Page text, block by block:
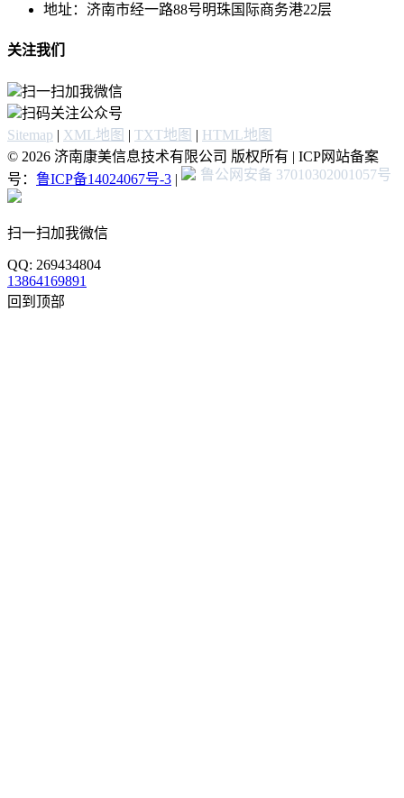
地址：济南市经一路88号明珠国际商务港22层
关注我们
扫一扫加我微信
扫码关注公众号
Sitemap | XML地图 | TXT地图 | HTML地图
© 2026 济南康美信息技术有限公司 版权所有 | ICP网站备案
号： 鲁ICP备14024067号-3 | 鲁公网安备 37010302001057号
扫一扫加我微信
QQ: 269434804
13864169891
回到顶部